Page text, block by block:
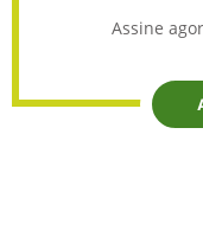
Assine